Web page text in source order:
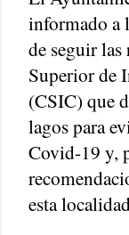
informado a
de seguir
Superior de
(CSIC) que
lagos para
Covid-19 y,
esta